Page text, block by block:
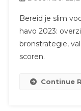
Bereid je slim
havo 2023:
bronstrategie,
scoren.
Continue